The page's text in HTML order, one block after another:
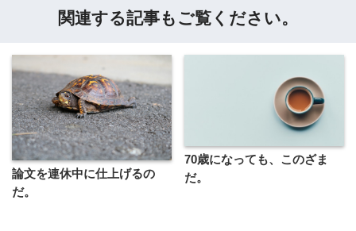
関連する記事もご覧ください。
論文を連休中に仕上げるの
だ。
70歳になっても、このざま
だ。